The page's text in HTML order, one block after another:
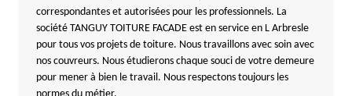
correspondantes et autorisées pour les professionnels. La
société TANGUY TOITURE FACADE est en service en L Arbresle
pour tous vos projets de toiture. Nous travaillons avec soin avec
nos couvreurs. Nous étudierons chaque souci de votre demeure
pour mener à bien le travail. Nous respectons toujours les